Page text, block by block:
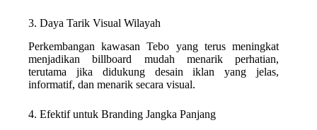
3. Daya Tarik Visual Wilayah
Perkembangan kawasan Tebo yang terus meningkat
menjadikan billboard mudah menarik perhatian,
terutama jika didukung desain iklan yang jelas,
informatif, dan menarik secara visual.
4. Efektif untuk Branding Jangka Panjang